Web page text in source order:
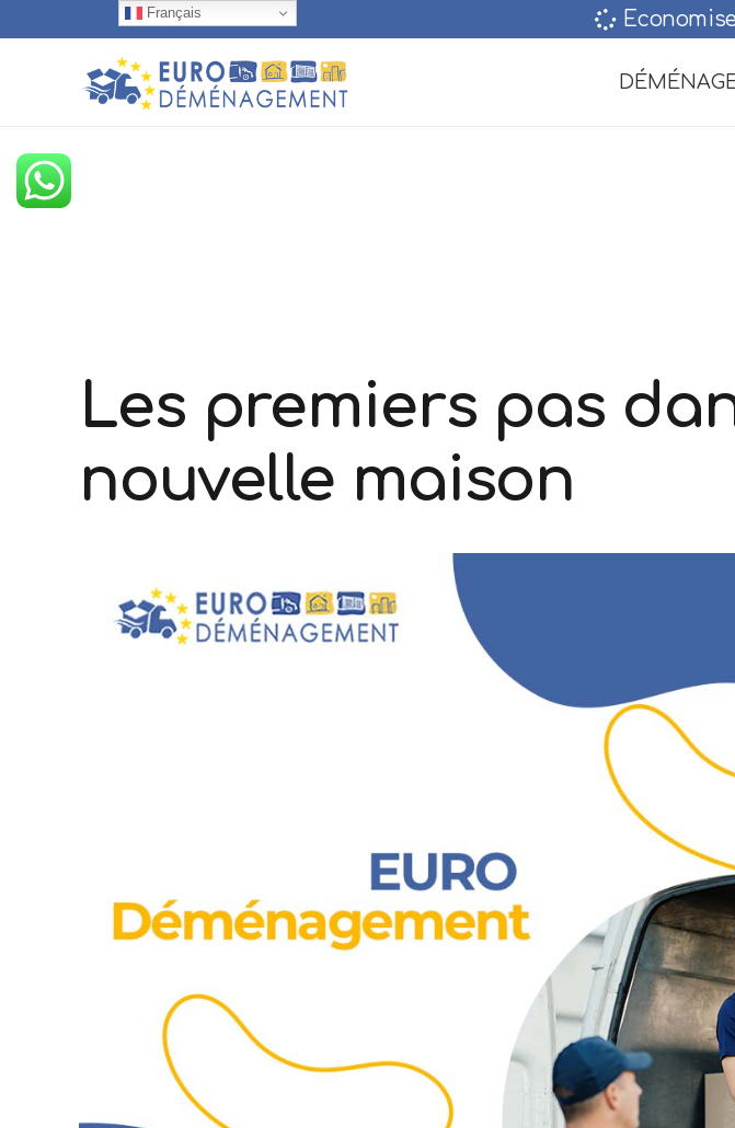
Les premiers pas
nouvelle maison
Français